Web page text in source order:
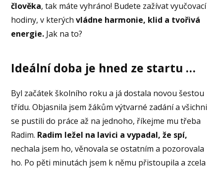
člověka, tak máte vyhráno! Budete zažívat vyučovací
hodiny, v kterýchvládne harmonie, klid a tvořivá
energie. Jak na to?
Ideální doba je hned ze startu …
Byl začátek školního roku a já dostala novou šestou
třídu. Objasnila jsem žákům výtvarné zadání a všichni
se pustili do práce až na jednoho, říkejme mu třeba
Radim. Radim ležel na lavici a vypadal, že spí,
nechala jsem ho, věnovala se ostatním a pozorovala
ho. Po pěti minutách jsem k němu přistoupila a zcela